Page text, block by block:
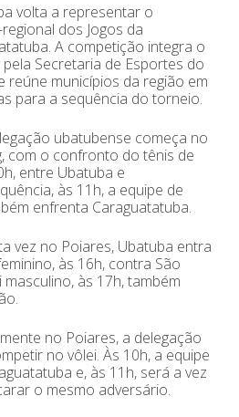
volta a representar o
dos Jogos da
A competição integra o
Secretaria de Esportes do
reúne municípios da região em
para a sequência do torneio.
ubatubense começa no
com o confronto do tênis de
entre Ubatuba e
às 11h, a equipe de
enfrenta Caraguatatuba.
vez no Poiares, Ubatuba entra
às 16h, contra São
às 17h, também
no Poiares, a delegação
no vôlei. Às 10h, a equipe
e, às 11h, será a vez
o mesmo adversário.